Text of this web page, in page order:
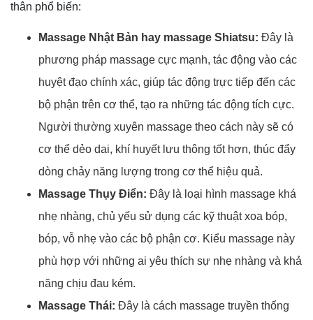
thân phổ biến:
Massage Nhật Bản hay massage Shiatsu: Đây là
phương pháp massage cực mạnh, tác động vào các
huyệt đạo chính xác, giúp tác động trực tiếp đến các
bộ phận trên cơ thể, tạo ra những tác động tích cực.
Người thường xuyên massage theo cách này sẽ có
cơ thể dẻo dai, khí huyết lưu thông tốt hơn, thúc đẩy
dòng chảy năng lượng trong cơ thể hiệu quả.
Massage Thụy Điển: Đây là loại hình massage khá
nhẹ nhàng, chủ yếu sử dụng các kỹ thuật xoa bóp,
bóp, vỗ nhẹ vào các bộ phận cơ. Kiểu massage này
phù hợp với những ai yêu thích sự nhẹ nhàng và khả
năng chịu đau kém.
Massage Thái: Đây là cách massage truyền thống